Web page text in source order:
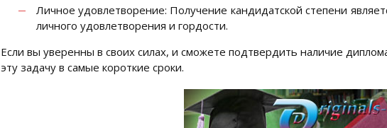
Личное удовлетворение: Получение кандидатской степени
личного удовлетворения и гордости.
Если вы уверенны в своих силах, и сможете подтвердить наличие
эту задачу в самые короткие сроки.